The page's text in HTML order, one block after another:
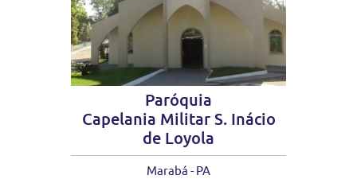
Paróquia
Capelania Militar S. Inácio
de Loyola
Marabá - PA